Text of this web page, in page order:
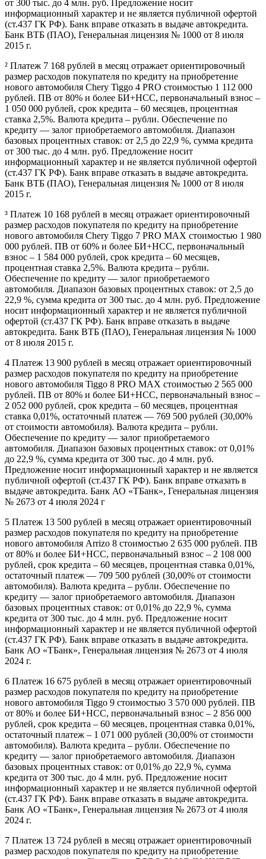
от 300 тыс. до 4 млн. руб. Предложение носит
информационный характер и не является публичной офертой
(ст.437 ГК РФ). Банк вправе отказать в выдаче автокредита.
Банк ВТБ (ПАО), Генеральная лицензия № 1000 от 8 июля
2015 г.
² Платеж 7 168 рублей в месяц отражает ориентировочный
размер расходов покупателя по кредиту на приобретение
нового автомобиля Chery Tiggo 4 PRO стоимостью 1 112 000
рублей. ПВ от 80% и более БИ+НСС, первоначальный взнос –
1 050 000 рублей, срок кредита – 60 месяцев, процентная
ставка 2,5%. Валюта кредита – рубли. Обеспечение по
кредиту — залог приобретаемого автомобиля. Диапазон
базовых процентных ставок: от 2,5 до 22,9 %, сумма кредита
от 300 тыс. до 4 млн. руб. Предложение носит
информационный характер и не является публичной офертой
(ст.437 ГК РФ). Банк вправе отказать в выдаче автокредита.
Банк ВТБ (ПАО), Генеральная лицензия № 1000 от 8 июля
2015 г.
³ Платеж 10 168 рублей в месяц отражает ориентировочный
размер расходов покупателя по кредиту на приобретение
нового автомобиля Chery Tiggo 7 PRO MAX стоимостью 1 980
000 рублей. ПВ от 60% и более БИ+НСС, первоначальный
взнос – 1 584 000 рублей, срок кредита – 60 месяцев,
процентная ставка 2,5%. Валюта кредита – рубли.
Обеспечение по кредиту — залог приобретаемого
автомобиля. Диапазон базовых процентных ставок: от 2,5 до
22,9 %, сумма кредита от 300 тыс. до 4 млн. руб. Предложение
носит информационный характер и не является публичной
офертой (ст.437 ГК РФ). Банк вправе отказать в выдаче
автокредита. Банк ВТБ (ПАО), Генеральная лицензия № 1000
от 8 июля 2015 г.
4 Платеж 13 900 рублей в месяц отражает ориентировочный
размер расходов покупателя по кредиту на приобретение
нового автомобиля Tiggo 8 PRO MAX стоимостью 2 565 000
рублей. ПВ от 80% и более БИ+НСС, первоначальный взнос –
2 052 000 рублей, срок кредита – 60 месяцев, процентная
ставка 0,01%, остаточный платеж — 769 500 рублей (30,00%
от стоимости автомобиля). Валюта кредита – рубли.
Обеспечение по кредиту — залог приобретаемого
автомобиля. Диапазон базовых процентных ставок: от 0,01%
до 22,9 %, сумма кредита от 300 тыс. до 4 млн. руб.
Предложение носит информационный характер и не является
публичной офертой (ст.437 ГК РФ). Банк вправе отказать в
выдаче автокредита. Банк АО «ТБанк», Генеральная лицензия
№ 2673 от 4 июля 2024 г
5 Платеж 13 500 рублей в месяц отражает ориентировочный
размер расходов покупателя по кредиту на приобретение
нового автомобиля Arrizo 8 стоимостью 2 635 000 рублей. ПВ
от 80% и более БИ+НСС, первоначальный взнос – 2 108 000
рублей, срок кредита – 60 месяцев, процентная ставка 0,01%,
остаточный платеж — 709 500 рублей (30,00% от стоимости
автомобиля). Валюта кредита – рубли. Обеспечение по
кредиту — залог приобретаемого автомобиля. Диапазон
базовых процентных ставок: от 0,01% до 22,9 %, сумма
кредита от 300 тыс. до 4 млн. руб. Предложение носит
информационный характер и не является публичной офертой
(ст.437 ГК РФ). Банк вправе отказать в выдаче автокредита.
Банк АО «ТБанк», Генеральная лицензия № 2673 от 4 июля
2024 г.
6 Платеж 16 675 рублей в месяц отражает ориентировочный
размер расходов покупателя по кредиту на приобретение
нового автомобиля Tiggo 9 стоимостью 3 570 000 рублей. ПВ
от 80% и более БИ+НСС, первоначальный взнос – 2 856 000
рублей, срок кредита – 60 месяцев, процентная ставка 0,01%,
остаточный платеж – 1 071 000 рублей (30,00% от стоимости
автомобиля). Валюта кредита – рубли. Обеспечение по
кредиту — залог приобретаемого автомобиля. Диапазон
базовых процентных ставок: от 0,01% до 22,9 %, сумма
кредита от 300 тыс. до 4 млн. руб. Предложение носит
информационный характер и не является публичной офертой
(ст.437 ГК РФ). Банк вправе отказать в выдаче автокредита.
Банк АО «ТБанк», Генеральная лицензия № 2673 от 4 июля
2024 г.
7 Платеж 13 724 рублей в месяц отражает ориентировочный
размер расходов покупателя по кредиту на приобретение